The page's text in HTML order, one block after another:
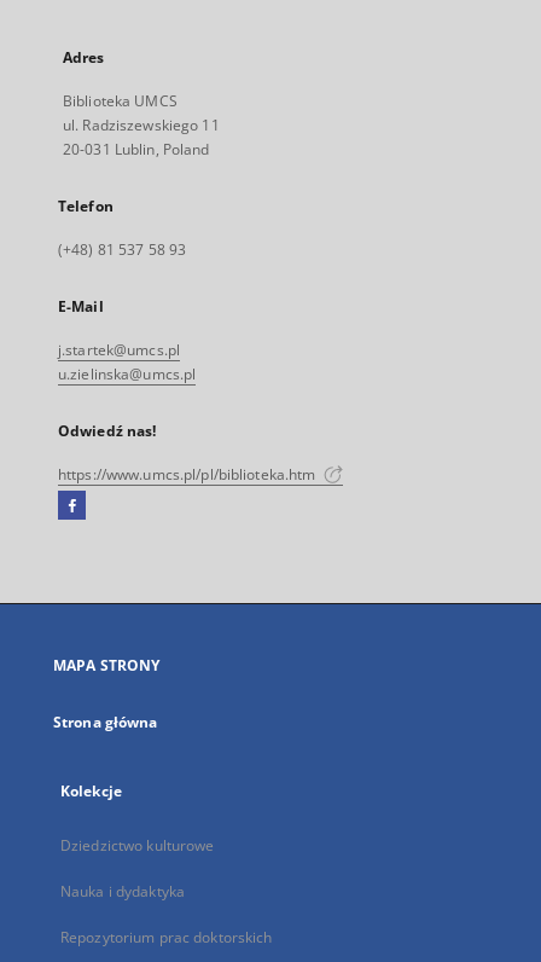
Adres
Biblioteka UMCS
ul. Radziszewskiego 11
20-031 Lublin, Poland
Telefon
(+48) 81 537 58 93
E-Mail
j.startek@umcs.pl
u.zielinska@umcs.pl
Odwiedź nas!
https://www.umcs.pl/pl/biblioteka.htm
Facebook
się
karcie
MAPA STRONY
Strona główna
Kolekcje
Dziedzictwo kulturowe
Nauka i dydaktyka
Repozytorium prac doktorskich